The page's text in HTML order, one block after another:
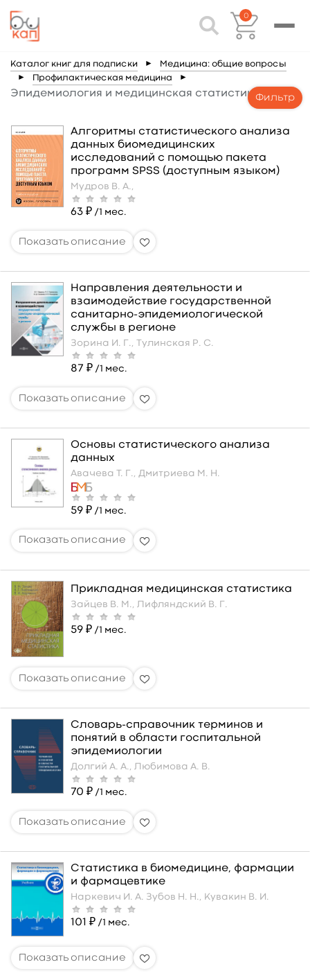
0
Каталог книг для подписки ► Медицина: общие вопросы
► Профилактическая медицина ►
Эпидемиология и медицинская статистикаФильтр
Алгоритмы статистического анализа
данных биомедицинских
исследований с помощью пакета
программ SPSS (доступным языком)
Мудров В. А.,
63 ₽ /1 мес.
Направления деятельности и
взаимодействие государственной
санитарно-эпидемиологической
службы в регионе
Зорина И. Г., Тулинская Р. С.
87 ₽ /1 мес.
Основы статистического анализа
данных
Авачева Т. Г., Дмитриева М. Н.
59 ₽ /1 мес.
Прикладная медицинская статистика
Зайцев В. М., Лифляндский В. Г.
59 ₽ /1 мес.
Словарь-справочник терминов и
понятий в области госпитальной
эпидемиологии
Долгий А. А., Любимова А. В.
70 ₽ /1 мес.
Статистика в биомедицине, фармации
и фармацевтике
Наркевич И. А. Зубов Н. Н., Кувакин В. И.
101 ₽ /1 мес.